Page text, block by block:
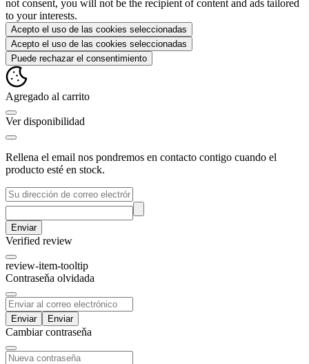
not consent, you will not be the recipient of content and ads tailored
to your interests.
Acepto el uso de las cookies seleccionadas
Acepto el uso de las cookies seleccionadas
Puede rechazar el consentimiento
Agregado al carrito
Ver disponibilidad
Rellena el email nos pondremos en contacto contigo cuando el
producto esté en stock.
Enviar
Verified review
review-item-tooltip
Contraseňa olvidada
Enviar
Cambiar contraseňa